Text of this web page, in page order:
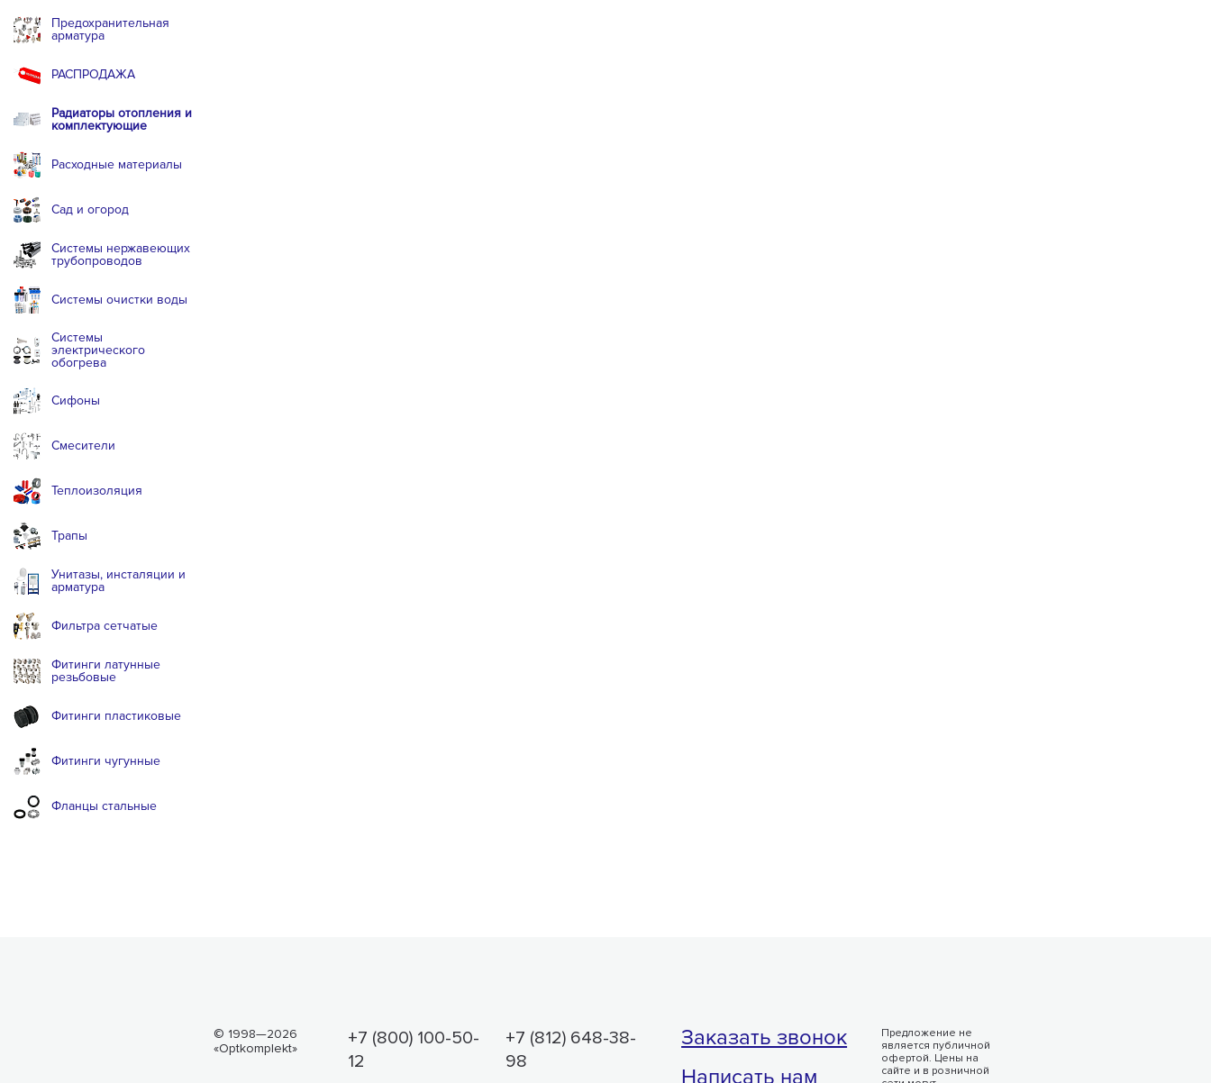
Предохранительная
арматура
РАСПРОДАЖА
Радиаторы отопления и
комплектующие
Расходные материалы
Сад и огород
Системы нержавеющих
трубопроводов
Системы очистки воды
Системы
электрического
обогрева
Сифоны
Смесители
Теплоизоляция
Трапы
Унитазы, инсталяции и
арматура
Фильтра сетчатые
Фитинги латунные
резьбовые
Фитинги пластиковые
Фитинги чугунные
Фланцы стальные
© 1998—2026
«Optkomplekt»
+7 (800) 100-50-
12
+7 (812) 648-38-
98
Заказать звонок
Написать нам
Предложение не
является публичной
офертой. Цены на
сайте и в розничной